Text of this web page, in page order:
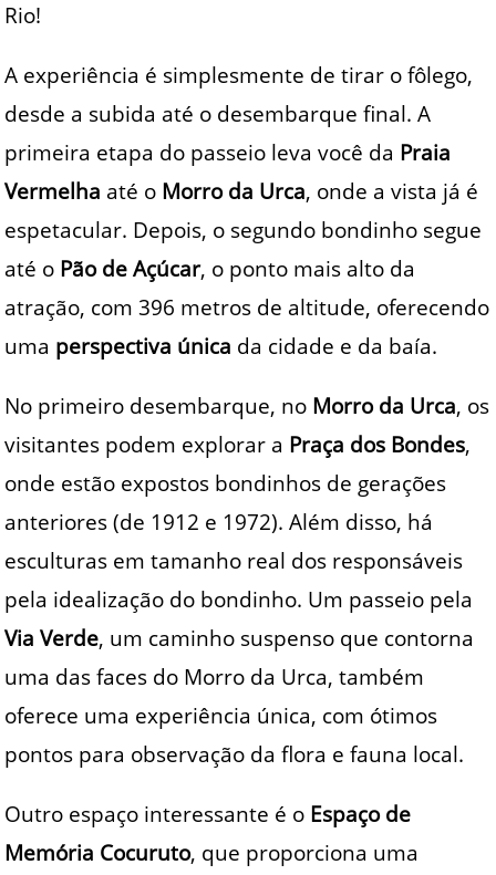
Rio!
A experiência é simplesmente de tirar o fôlego,
desde a subida até o desembarque final. A
primeira etapa do passeio leva você da Praia
Vermelha até o Morro da Urca, onde a vista já é
espetacular. Depois, o segundo bondinho segue
até o Pão de Açúcar, o ponto mais alto da
atração, com 396 metros de altitude, oferecendo
uma perspectiva única da cidade e da baía.
No primeiro desembarque, no Morro da Urca, os
visitantes podem explorar a Praça dos Bondes,
onde estão expostos bondinhos de gerações
anteriores (de 1912 e 1972). Além disso, há
esculturas em tamanho real dos responsáveis
pela idealização do bondinho. Um passeio pela
Via Verde, um caminho suspenso que contorna
uma das faces do Morro da Urca, também
oferece uma experiência única, com ótimos
pontos para observação da flora e fauna local.
Outro espaço interessante é o Espaço de
Memória Cocuruto, que proporciona uma